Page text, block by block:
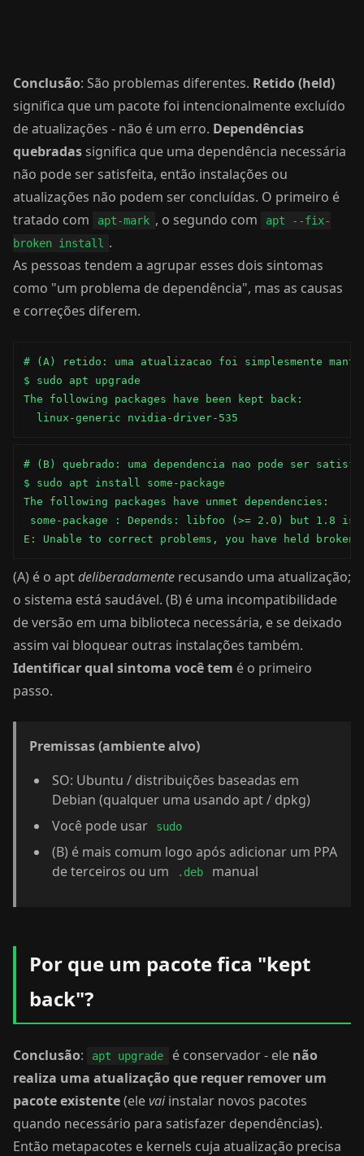
Conclusão: São problemas diferentes. Retido (held)
significa que um pacote foi intencionalmente excluído
de atualizações - não é um erro. Dependências
quebradas significa que uma dependência necessária
não pode ser satisfeita, então instalações ou
atualizações não podem ser concluídas. O primeiro é
tratado com
apt-mark , o segundo com
apt --fix-
broken install
.
As pessoas tendem a agrupar esses dois sintomas
como "um problema de dependência", mas as causas
e correções diferem.
# (A) retido: uma atualizacao foi simplesmente
$ sudo apt upgrade
The following packages have been kept back:
  linux-generic nvidia-driver-535
# (B) quebrado: uma dependencia nao pode ser
$ sudo apt install some-package
The following packages have unmet dependencies:
some-package : Depends: libfoo (>= 2.0) but 1.8
E: Unable to correct problems, you have held broken
(A) é o aptdeliberadamente recusando uma atualização;
o sistema está saudável. (B) é uma incompatibilidade
de versão em uma biblioteca necessária, e se deixado
assim vai bloquear outras instalações também.
Identificar qual sintoma você tem é o primeiro
passo.
Premissas (ambiente alvo)
SO: Ubuntu / distribuições baseadas em
Debian (qualquer uma usando apt / dpkg)
Você pode usar
sudo
(B) é mais comum logo após adicionar um PPA
de terceiros ou um
.deb manual
Por que um pacote fica "kept
back"?
Conclusão: apt upgrade é conservador - ele não
realiza uma atualização que requer remover um
pacote existente(elevaiinstalar novos pacotes
quando necessário para satisfazer dependências).
Então metapacotes e kernels cuja atualização precisa